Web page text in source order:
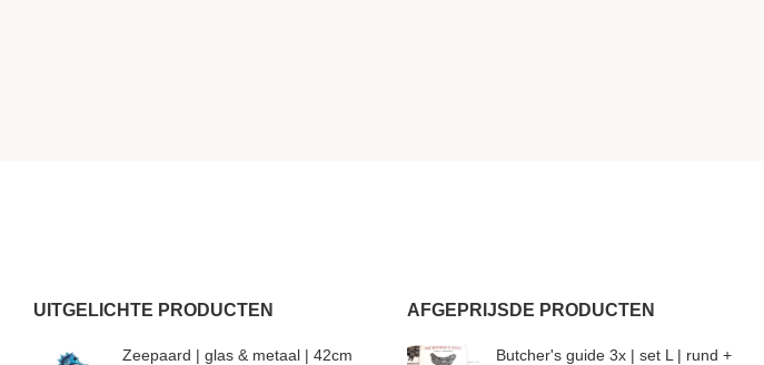
UITGELICHTE PRODUCTEN
Zeepaard | glas & metaal | 42cm
AFGEPRIJSDE PRODUCTEN
Butcher's guide 3x | set L | rund +